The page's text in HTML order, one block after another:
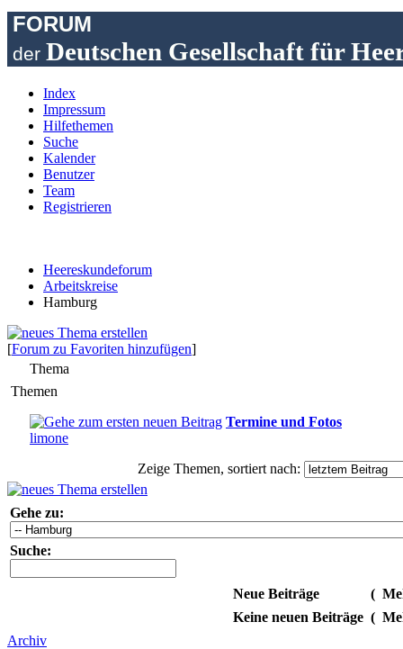
FORUM
der Deutschen Gesellschaft für
Index
Impressum
Hilfethemen
Suche
Kalender
Benutzer
Team
Registrieren
Heereskundeforum
Arbeitskreise
Hamburg
[Forum zu Favoriten hinzufügen]
Thema
Themen
Termine und Fotos
limone
Zeige Themen, sortiert nach:
Gehe zu:
Suche:
Neue Beiträge (
Keine neuen Beiträge (
Archiv